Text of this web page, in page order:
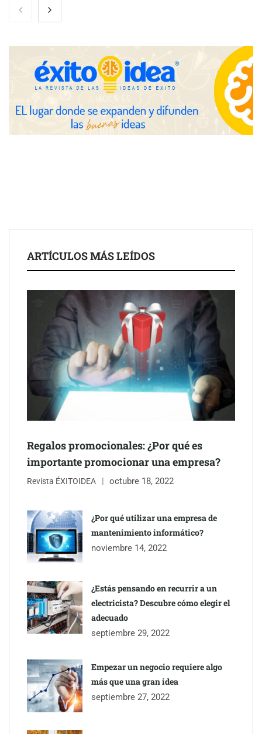
Nicols presenta seis modelos de anillos de compromiso para el
eclipse solar del 12 de agosto
Zoomex mejora su Strategy Center con herramientas
avanzadas para trading estratégico
COMPALISS de LYSOTRIC: cuando un solo producto multiplica
las posibilidades del salón profesional
Schaeffler mejora su rentabilidad en el primer semestre de 2026
NOVA: innovación y diseño que transforman espacios de la
mano de Tormo Franquicias
ARTÍCULOS MÁS LEÍDOS
Regalos promocionales: ¿Por qué es
importante promocionar una empresa?
Revista ÉXITOIDEA octubre 18, 2022
¿Por qué utilizar una empresa de
mantenimiento informático?
noviembre 14, 2022
¿Estás pensando en recurrir a un
electricista? Descubre cómo elegir el
adecuado
septiembre 29, 2022
Empezar un negocio requiere algo
más que una gran idea
septiembre 27, 2022